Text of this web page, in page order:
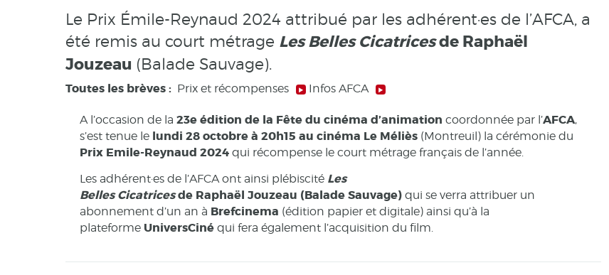
Le Prix Émile-Reynaud 2024 attribué par les adhérent·es de l’AFCA, a
été remis au court métrage Les Belles Cicatricesde Raphaël
Jouzeau (Balade Sauvage).
Toutes les brèves : Prix et récompenses Infos AFCA
A l’occasion de la 23e édition de la Fête du cinéma d’animation coordonnée par l’AFCA,
s’est tenue le lundi 28 octobre à 20h15 au cinéma Le Méliès (Montreuil) la cérémonie du
Prix Emile-Reynaud 2024 qui récompense le court métrage français de l’année.
Les adhérent·es de l’AFCA ont ainsi plébiscité Les
Belles Cicatricesde Raphaël Jouzeau (Balade Sauvage) qui se verra attribuer un
abonnement d’un an à Brefcinema (édition papier et digitale) ainsi qu’à la
plateforme UniversCiné qui fera également l’acquisition du film.